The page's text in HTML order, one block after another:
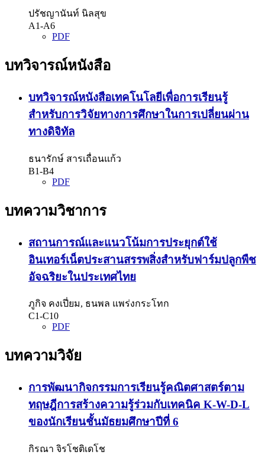
ปรัชญานันท์ นิลสุข
A1-A6
PDF
บทวิจารณ์หนังสือ
บทวิจารณ์หนังสือเทคโนโลยีเพื่อการเรียนรู้
สำหรับการวิจัยทางการศึกษาในการเปลี่ยนผ่าน
ทางดิจิทัล
ธนารักษ์ สารเถื่อนแก้ว
B1-B4
PDF
บทความวิชาการ
สถานการณ์และแนวโน้มการประยุกต์ใช้
อินเทอร์เน็ตประสานสรรพสิ่งสำหรับฟาร์มปลูกพืช
อัจฉริยะในประเทศไทย
ภูกิจ คงเปี่ยม, ธนพล แพร่งกระโทก
C1-C10
PDF
บทความวิจัย
การพัฒนากิจกรรมการเรียนรู้คณิตศาสตร์ตาม
ทฤษฎีการสร้างความรู้ร่วมกับเทคนิค K-W-D-L
ของนักเรียนชั้นมัธยมศึกษาปีที่ 6
กิรณา จิรโชติเดโช